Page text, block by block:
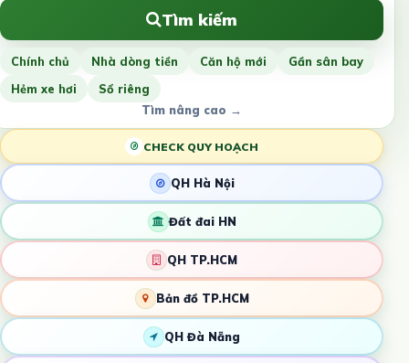
Tìm kiếm
Chính chủ Nhà dòng tiền Căn hộ mới
Gần sân bay
Hẻm xe hơi
Sổ riêng
Tìm nâng cao →
CHECK QUY HOẠCH
QH Hà Nội
Đất đai HN
QH TP.HCM
Bản đồ TP.HCM
QH Đà Nẵng